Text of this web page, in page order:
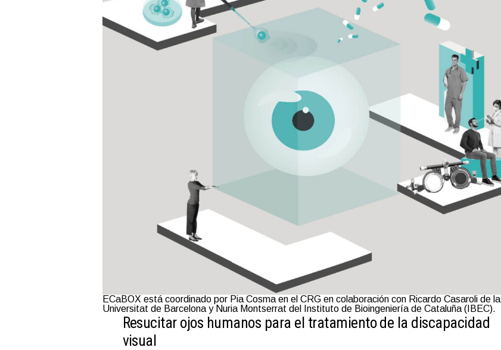
ECaBOX está coordinado por Pia Cosma en el CRG en colaboración con Ricardo Casaroli de la
Universitat de Barcelona y Nuria Montserrat del Instituto de Bioingeniería de Cataluña (IBEC).
Resucitar ojos humanos para el tratamiento de la discapacidad
visual